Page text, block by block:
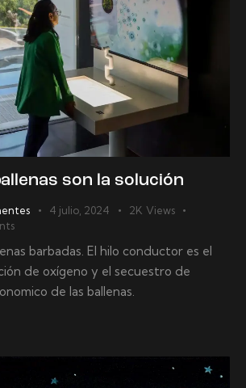
son la solución
4 julio, 2024 2K Views
barbadas. El hilo conductor es el
de oxígeno y el secuestro de
de las ballenas.